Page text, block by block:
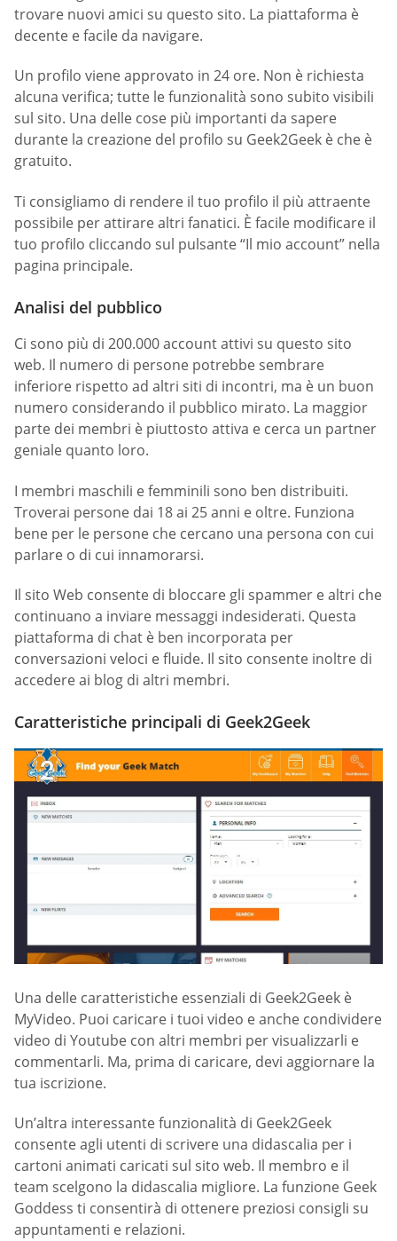
trovare nuovi amici su questo sito. La piattaforma è
decente e facile da navigare.
Un profilo viene approvato in 24 ore. Non è richiesta
alcuna verifica; tutte le funzionalità sono subito visibili
sul sito. Una delle cose più importanti da sapere
durante la creazione del profilo su Geek2Geek è che è
gratuito.
Ti consigliamo di rendere il tuo profilo il più attraente
possibile per attirare altri fanatici. È facile modificare il
tuo profilo cliccando sul pulsante “Il mio account” nella
pagina principale.
Analisi del pubblico
Ci sono più di 200.000 account attivi su questo sito
web. Il numero di persone potrebbe sembrare
inferiore rispetto ad altri siti di incontri, ma è un buon
numero considerando il pubblico mirato. La maggior
parte dei membri è piuttosto attiva e cerca un partner
geniale quanto loro.
I membri maschili e femminili sono ben distribuiti.
Troverai persone dai 18 ai 25 anni e oltre. Funziona
bene per le persone che cercano una persona con cui
parlare o di cui innamorarsi.
Il sito Web consente di bloccare gli spammer e altri che
continuano a inviare messaggi indesiderati. Questa
piattaforma di chat è ben incorporata per
conversazioni veloci e fluide. Il sito consente inoltre di
accedere ai blog di altri membri.
Caratteristiche principali di Geek2Geek
Una delle caratteristiche essenziali di Geek2Geek è
MyVideo. Puoi caricare i tuoi video e anche condividere
video di Youtube con altri membri per visualizzarli e
commentarli. Ma, prima di caricare, devi aggiornare la
tua iscrizione.
Un’altra interessante funzionalità di Geek2Geek
consente agli utenti di scrivere una didascalia per i
cartoni animati caricati sul sito web. Il membro e il
team scelgono la didascalia migliore. La funzione Geek
Goddess ti consentirà di ottenere preziosi consigli su
appuntamenti e relazioni.